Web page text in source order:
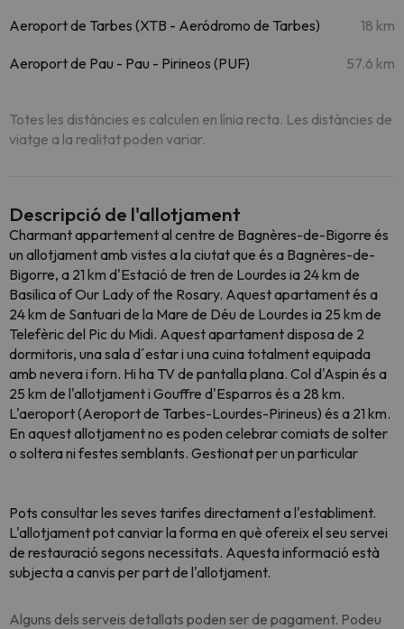
Aeroport de Tarbes (XTB - Aeródromo de Tarbes) 18 km
Aeroport de Pau - Pau - Pirineos (PUF) 57.6 km
Totes les distàncies es calculen en línia recta. Les distàncies de
viatge a la realitat poden variar.
Descripció de l'allotjament
Charmant appartement al centre de Bagnères-de-Bigorre és
un allotjament amb vistes a la ciutat que és a Bagnères-de-
Bigorre, a 21 km d'Estació de tren de Lourdes ia 24 km de
Basilica of Our Lady of the Rosary. Aquest apartament és a
24 km de Santuari de la Mare de Déu de Lourdes ia 25 km de
Telefèric del Pic du Midi. Aquest apartament disposa de 2
dormitoris, una sala d´estar i una cuina totalment equipada
amb nevera i forn. Hi ha TV de pantalla plana. Col d'Aspin és a
25 km de l'allotjament i Gouffre d'Esparros és a 28 km.
L'aeroport (Aeroport de Tarbes-Lourdes-Pirineus) és a 21 km.
En aquest allotjament no es poden celebrar comiats de solter
o soltera ni festes semblants. Gestionat per un particular
Pots consultar les seves tarifes directament a l'establiment.
L'allotjament pot canviar la forma en què ofereix el seu servei
de restauració segons necessitats. Aquesta informació està
subjecta a canvis per part de l'allotjament.
Alguns dels serveis detallats poden ser de pagament. Podeu